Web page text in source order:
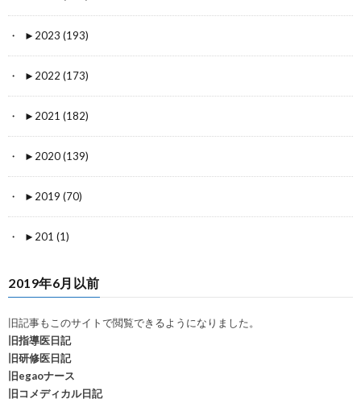
► 2023 (193)
► 2022 (173)
► 2021 (182)
► 2020 (139)
► 2019 (70)
► 201 (1)
2019年6月以前
旧記事もこのサイトで閲覧できるようになりました。
旧指導医日記
旧研修医日記
旧egaoナース
旧コメディカル日記